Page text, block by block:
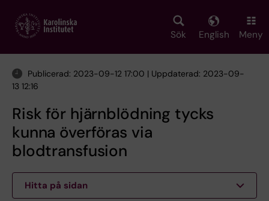
main
Sök English Meny
Publicerad: 2023-09-12 17:00 | Uppdaterad: 2023-09-
13 12:16
Risk för hjärnblödning tycks
kunna överföras via
blodtransfusion
Hitta på sidan